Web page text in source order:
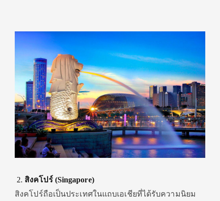
สิงคโปร์ (Singapore)
สิงคโปร์ถือเป็นประเทศในแถบเอเชียที่ได้รับความนิยม